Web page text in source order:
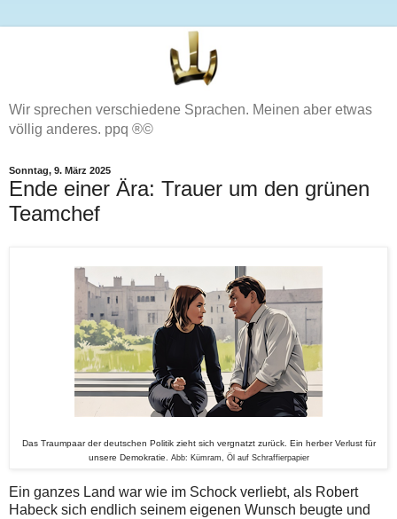
Wir sprechen verschiedene Sprachen. Meinen aber etwas
völlig anderes. ppq ®©
Sonntag, 9. März 2025
Ende einer Ära: Trauer um den grünen
Teamchef
Das Traumpaar der deutschen Politik zieht sich vergnatzt zurück. Ein herber Verlust für
unsere Demokratie. Abb: Kümram, Öl auf Schraffierpapier
Ein ganzes Land war wie im Schock verliebt, als Robert
Habeck sich endlich seinem eigenen Wunsch beugte und